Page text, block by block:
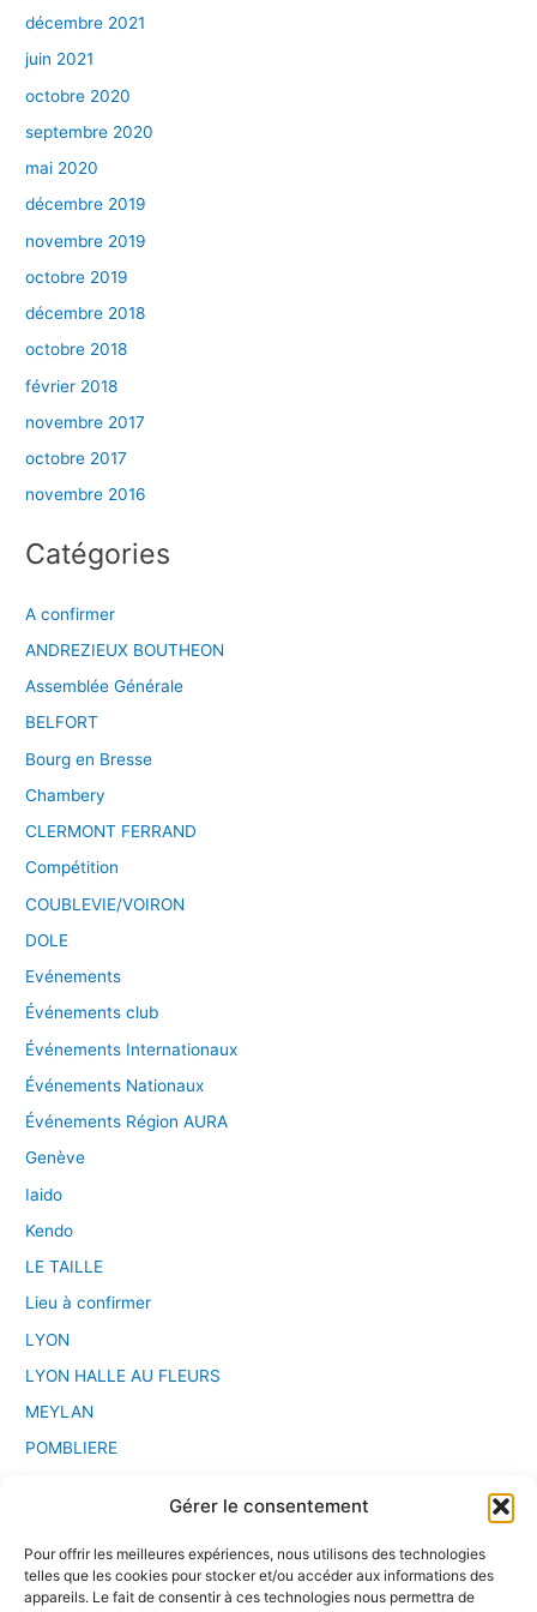
Gérer le consentement
Pour offrir les meilleures expériences, nous utilisons des technologies
telles que les cookies pour stocker et/ou accéder aux informations des
appareils. Le fait de consentir à ces technologies nous permettra de
décembre 2021
juin 2021
octobre 2020
septembre 2020
mai 2020
décembre 2019
novembre 2019
octobre 2019
décembre 2018
octobre 2018
février 2018
novembre 2017
octobre 2017
novembre 2016
Catégories
A confirmer
ANDREZIEUX BOUTHEON
Assemblée Générale
BELFORT
Bourg en Bresse
Chambery
CLERMONT FERRAND
Compétition
COUBLEVIE/VOIRON
DOLE
Evénements
Événements club
Événements Internationaux
Événements Nationaux
Événements Région AURA
Genève
Iaido
Kendo
LE TAILLE
Lieu à confirmer
LYON
LYON HALLE AU FLEURS
MEYLAN
POMBLIERE
Sport Chanbara
Stage